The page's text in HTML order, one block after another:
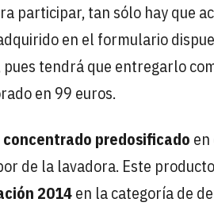
participar, tan sólo hay que
en el formulario
pues tendrá que entregarlo
en 99 euros.
predosificado
de la lavadora. Este
2014en la categoría de